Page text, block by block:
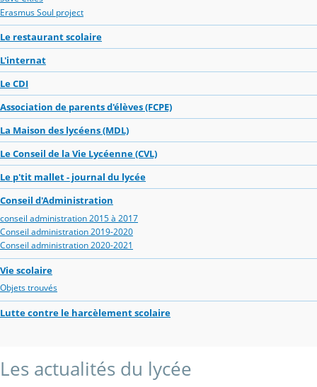
Erasmus Soul project
Le restaurant scolaire
L'internat
Le CDI
Association de parents d'élèves (FCPE)
La Maison des lycéens (MDL)
Le Conseil de la Vie Lycéenne (CVL)
Le p'tit mallet - journal du lycée
Conseil d'Administration
conseil administration 2015 à 2017
Conseil administration 2019-2020
Conseil administration 2020-2021
Vie scolaire
Objets trouvés
Lutte contre le harcèlement scolaire
Les actualités du lycée